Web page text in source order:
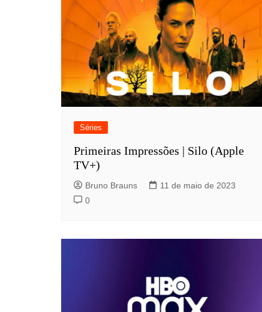
Séries
Primeiras Impressões | Silo (Apple
TV+)
Bruno Brauns
11 de maio de 2023
0